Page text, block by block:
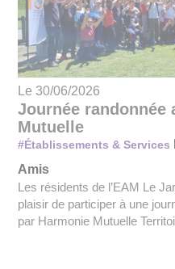
Le 30/06/2026
Journée randonnée
Mutuelle
#Établissements & Services
Amis
Les résidents de l’EAM Le
plaisir de participer à une
par Harmonie Mutuelle